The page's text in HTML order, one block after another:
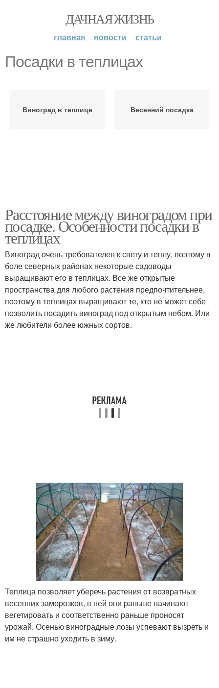
ДАЧНАЯ ЖИЗНЬ
главная новости статьи
Посадки в теплицах
Виноград в теплице Весенний посадка
Расстояние между виноградом при
посадке. Особенности посадки в
теплицах
Виноград очень требователен к свету и теплу, поэтому в
боле северных районах некоторые садоводы
выращивают его в теплицах. Все же открытые
пространства для любого растения предпочтительнее,
поэтому в теплицах выращивают те, кто не может себе
позволить посадить виноград под открытым небом. Или
же любители более южных сортов.
Теплица позволяет уберечь растения от возвратных
весенних заморозков, в ней они раньше начинают
вегетировать и соответственно раньше проносят
урожай. Осенью виноградные лозы успевают вызреть и
им не страшно уходить в зиму.